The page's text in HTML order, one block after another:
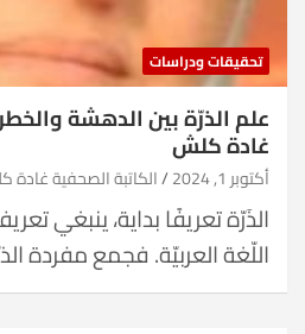
تحقيقات ودراسات
علم الذرّة بين الدهشة
غادة كلش
أكتوبر 1, 2024 الكاتبة الصحفية
الذَرّة تعريفًا بداية، ينبغي
اللّغة العربيّة. فجمع مفردة